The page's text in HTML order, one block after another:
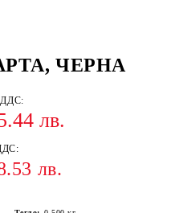
ЧЕРНА
ДДС:
лв.
лв.